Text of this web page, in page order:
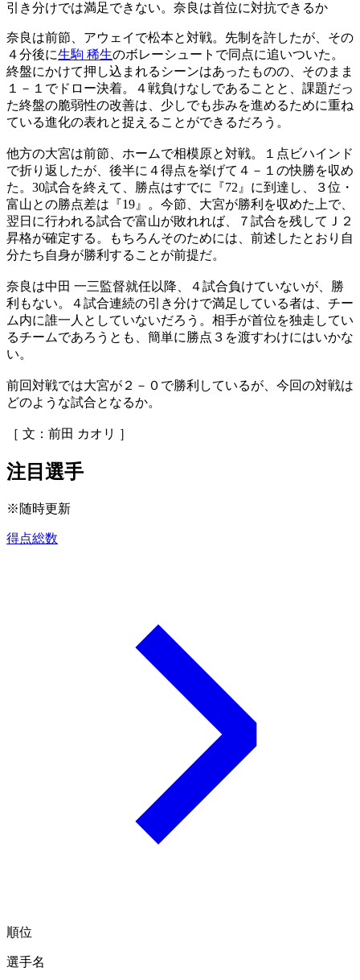
引き分けでは満足できない。奈良は首位に対抗できるか
奈良は前節、アウェイで松本と対戦。先制を許したが、その
４分後に生駒 稀生のボレーシュートで同点に追いついた。
終盤にかけて押し込まれるシーンはあったものの、そのまま
１－１でドロー決着。４戦負けなしであることと、課題だっ
た終盤の脆弱性の改善は、少しでも歩みを進めるために重ね
ている進化の表れと捉えることができるだろう。
他方の大宮は前節、ホームで相模原と対戦。１点ビハインド
で折り返したが、後半に４得点を挙げて４－１の快勝を収め
た。30試合を終えて、勝点はすでに『72』に到達し、３位・
富山との勝点差は『19』。今節、大宮が勝利を収めた上で、
翌日に行われる試合で富山が敗れれば、７試合を残してＪ２
昇格が確定する。もちろんそのためには、前述したとおり自
分たち自身が勝利することが前提だ。
奈良は中田 一三監督就任以降、４試合負けていないが、勝
利もない。４試合連続の引き分けで満足している者は、チー
ム内に誰一人としていないだろう。相手が首位を独走してい
るチームであろうとも、簡単に勝点３を渡すわけにはいかな
い。
前回対戦では大宮が２－０で勝利しているが、今回の対戦は
どのような試合となるか。
［ 文：前田 カオリ ］
注目選手
※随時更新
得点総数
順位
選手名